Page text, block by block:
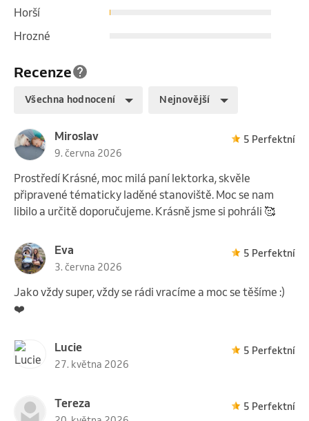
Recenze
Všechna hodnocení Nejnovější
Miroslav
9. června 2026
5 Perfektní
Prostředí Krásné, moc milá paní lektorka, skvěle
připravené tématicky laděné stanoviště. Moc se nam
libilo a určitě doporučujeme. Krásně jsme si pohráli 🥰
Eva
3. června 2026
5 Perfektní
Jako vždy super, vždy se rádi vracíme a moc se těšíme :)
❤️
Lucie
27. května 2026
5 Perfektní
Tereza 5 Perfektní
Horší
Hrozné